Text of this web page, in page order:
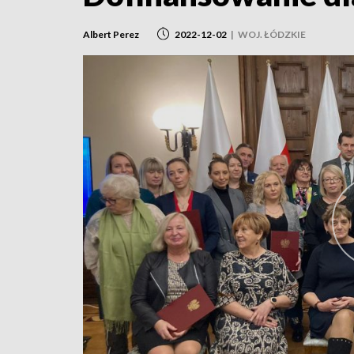
Albert Perez 2022-12-02 | WOJ. ŁÓDZKIE